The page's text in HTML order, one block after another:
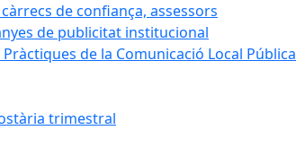
de confiança, assessors
de publicitat institucional
de la Comunicació Local Pública
trimestral